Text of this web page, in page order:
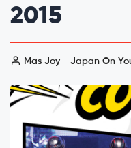
2015
Mas Joy - Japan On